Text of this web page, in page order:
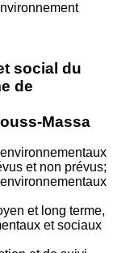
social du
de
Massa
et non prévus;
et long terme,
et sociaux